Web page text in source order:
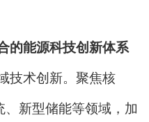
的能源科技创新体系
技术创新。聚焦核
新型储能等领域，加